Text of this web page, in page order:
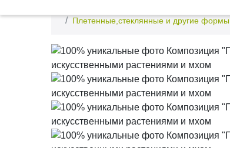
Плетенные,стеклянные и другие